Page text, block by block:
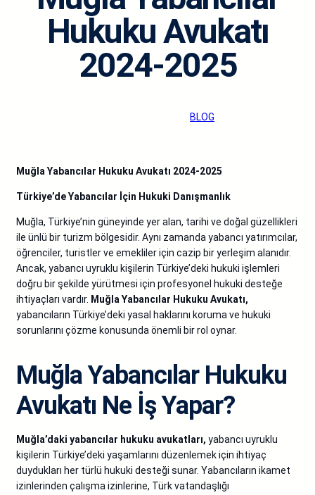
Hukuku Avukatı
2024-2025
BLOG
Muğla Yabancılar Hukuku Avukatı 2024-2025
Türkiye’de Yabancılar İçin Hukuki Danışmanlık
Muğla, Türkiye’nin güneyinde yer alan, tarihi ve doğal güzellikleri
ile ünlü bir turizm bölgesidir. Aynı zamanda yabancı yatırımcılar,
öğrenciler, turistler ve emekliler için cazip bir yerleşim alanıdır.
Ancak, yabancı uyruklu kişilerin Türkiye’deki hukuki işlemleri
doğru bir şekilde yürütmesi için profesyonel hukuki desteğe
ihtiyaçları vardır. Muğla Yabancılar Hukuku Avukatı,
yabancıların Türkiye’deki yasal haklarını koruma ve hukuki
sorunlarını çözme konusunda önemli bir rol oynar.
Muğla Yabancılar Hukuku
Avukatı Ne İş Yapar?
Muğla’daki yabancılar hukuku avukatları, yabancı uyruklu
kişilerin Türkiye’deki yaşamlarını düzenlemek için ihtiyaç
duydukları her türlü hukuki desteği sunar. Yabancıların ikamet
izinlerinden çalışma izinlerine, Türk vatandaşlığı